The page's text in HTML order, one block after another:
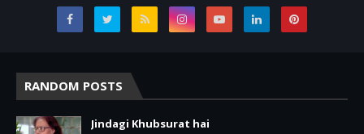
RANDOM POSTS
Jindagi Khubsurat hai